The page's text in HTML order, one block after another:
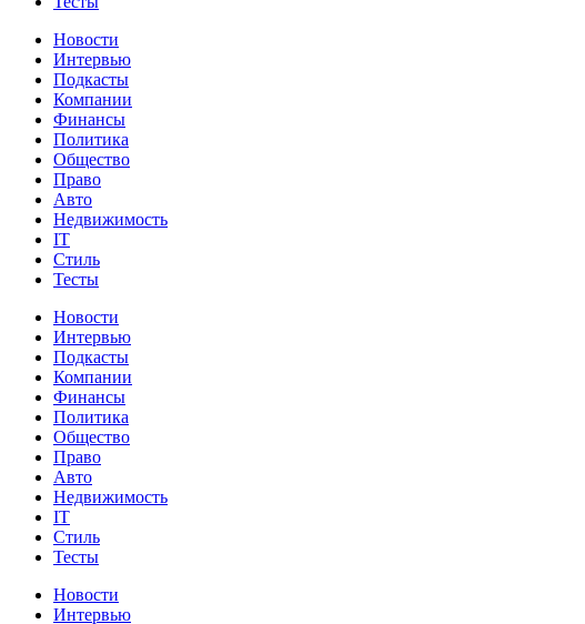
Новости
Интервью
Подкасты
Компании
Финансы
Политика
Общество
Право
Авто
Недвижимость
IT
Стиль
Тесты
Новости
Интервью
Подкасты
Компании
Финансы
Политика
Общество
Право
Авто
Недвижимость
IT
Стиль
Тесты
Новости
Интервью